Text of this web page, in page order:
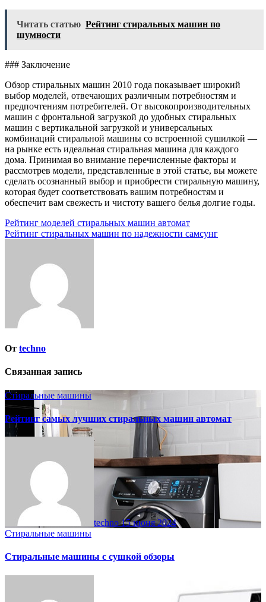
Читать статью Рейтинг стиральных машин по
шумности
### Заключение
Обзор стиральных машин 2010 года показывает широкий
выбор моделей, отвечающих различным потребностям и
предпочтениям потребителей. От высокопроизводительных
машин с фронтальной загрузкой до удобных стиральных
машин с вертикальной загрузкой и универсальных
комбинаций стиральной машины со встроенной сушилкой —
на рынке есть идеальная стиральная машина для каждого
дома. Принимая во внимание перечисленные факторы и
рассмотрев модели, представленные в этой статье, вы можете
сделать осознанный выбор и приобрести стиральную машину,
которая будет соответствовать вашим потребностям и
обеспечит вам свежесть и чистоту вашего белья долгие годы.
Навигация
по
Рейтинг моделей стиральных машин автомат
Рейтинг стиральных машин по надежности самсунг
От techno
Связанная запись
Стиральные машины
Рейтинг самых лучших стиральных машин автомат
techno15 июня 2024
Стиральные машины
Стиральные машины с сушкой обзоры